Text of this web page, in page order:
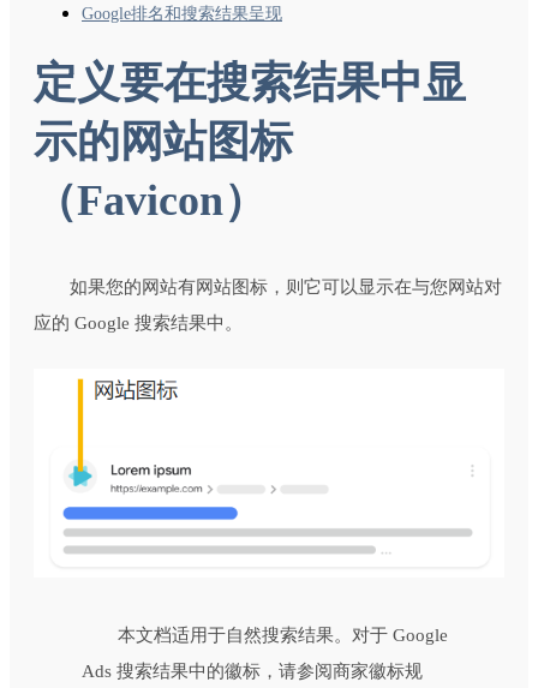
Google排名和搜索结果呈现
定义要在搜索结果中显
示的网站图标
（Favicon）
如果您的网站有网站图标，则它可以显示在与您网站对
应的 Google 搜索结果中。
本文档适用于自然搜索结果。对于 Google
Ads 搜索结果中的徽标，请参阅商家徽标规